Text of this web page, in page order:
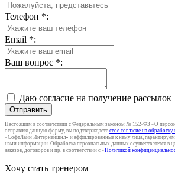
Телефон *:
Email *:
Ваш вопрос *:
Даю согласие на получение рассылок
Отправить
Настоящим в соответствии с Федеральным законом № 152-ФЗ «О
отправляя данную форму, вы подтверждаете свое согласие на
«СофтЛайн Интернейшнл» и аффилированные к нему лица,
нами информации. Обработка персональных данных осуществляется в
заказов, договоров и пр. в соответствии с «Политикой
Хочу стать тренером